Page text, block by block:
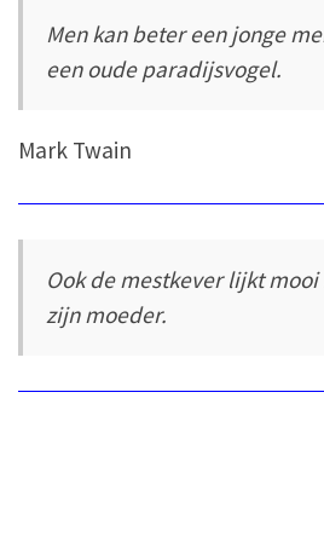
Men kan beter een jonge
een oude paradijsvogel.
Mark Twain
Ook de mestkever lijkt mooi
zijn moeder.